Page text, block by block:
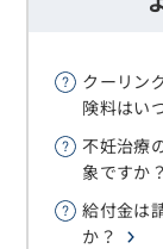
クーリン
険料はい
不妊治療
象ですか？
給付金は
か？